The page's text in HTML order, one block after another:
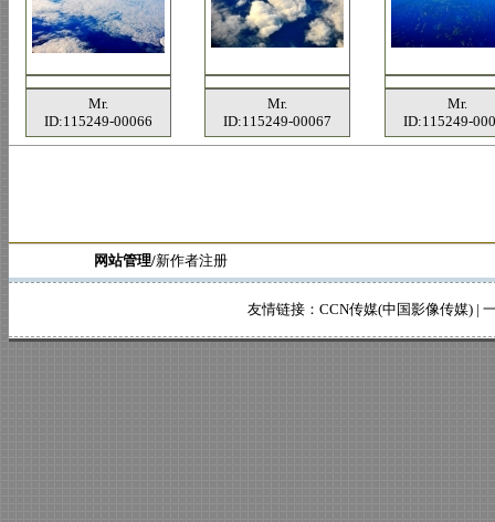
Mr.
ID:115249-00066
Mr.
ID:115249-00067
Mr.
ID:115249-
网站管理/新作者注册
友情链接： CCN传媒(中国影像传媒) |